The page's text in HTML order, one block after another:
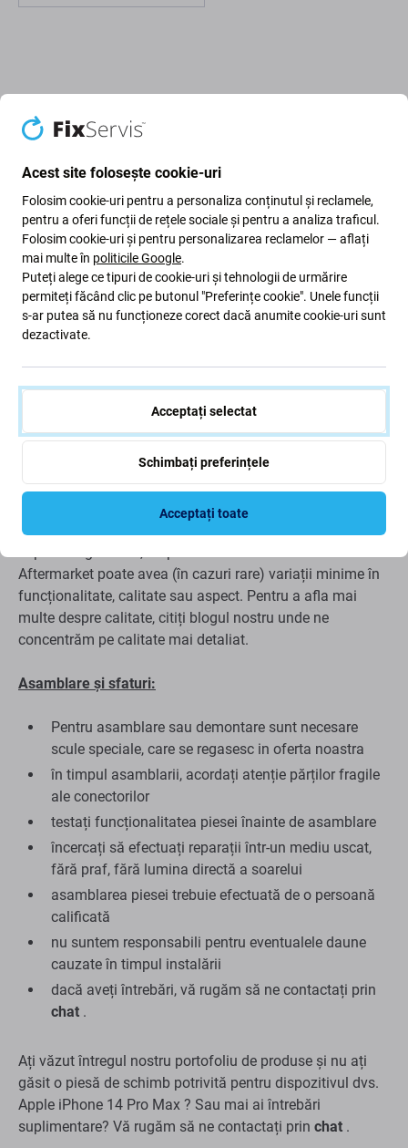
Capac baterie pentru Apple iPhone 14
Pro Max
Dacă dispozitivul dvs. a căzut pe podea și
Calitatea pieselor de schimb
Calitate: Aftermarket- Piesa de schimb vândută ca
Aftermarket este fabricată la aceleași standarde,
specificații și materiale ca și originalul. Aceasta este o
Aftermarket poate avea (în cazuri rare) variații minime în
funcționalitate, calitate sau aspect. Pentru a afla mai
multe despre calitate, citiți blogul nostru unde ne
concentrăm pe calitate mai detaliat.
Asamblare și sfaturi:
Pentru asamblare sau demontare sunt necesare
scule speciale, care se regasesc in oferta noastra
în timpul asamblarii, acordați atenție părților fragile
ale conectorilor
testați funcționalitatea piesei înainte de asamblare
încercați să efectuați reparații într-un mediu uscat,
fără praf, fără lumina directă a soarelui
asamblarea piesei trebuie efectuată de o persoană
calificată
nu suntem responsabili pentru eventualele daune
cauzate în timpul instalării
dacă aveți întrebări, vă rugăm să ne contactați prin
chat .
Ați văzut întregul nostru portofoliu de produse și nu ați
găsit o piesă de schimb potrivită pentru dispozitivul dvs.
Apple iPhone 14 Pro Max ? Sau mai ai întrebări
suplimentare? Vă rugăm să ne contactați prin chat .
Acest site folosește cookie-uri
Folosim cookie-uri pentru a personaliza conținutul și reclamele,
pentru a oferi funcții de rețele sociale și pentru a analiza traficul.
Folosim cookie-uri și pentru personalizarea reclamelor — aflați
mai multe în politicile Google.
Puteți alege ce tipuri de cookie-uri și tehnologii de urmărire
permiteți făcând clic pe butonul "Preferințe cookie". Unele funcții
s-ar putea să nu funcționeze corect dacă anumite cookie-uri sunt
dezactivate.
Acceptați selectat
Schimbați preferințele
Acceptați toate